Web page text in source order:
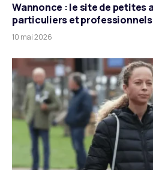
Wannonce : le site de petites
particuliers et professionnels
10 mai 2026